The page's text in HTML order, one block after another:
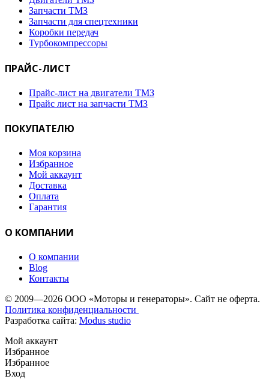
Запчасти ТМЗ
Запчасти для спецтехники
Коробки передач
Турбокомпрессоры
ПРАЙС-ЛИСТ
Прайс-лист на двигатели ТМЗ
Прайс лист на запчасти ТМЗ
ПОКУПАТЕЛЮ
Моя корзина
Избранное
Мой аккаунт
Доставка
Оплата
Гарантия
О КОМПАНИИ
О компании
Blog
Контакты
© 2009—2026 ООО «Моторы и генераторы». Сайт не оферта.
Политика конфиденциальности
Разработка сайта: Modus studio
Мой аккаунт
Избранное
Избранное
Вход